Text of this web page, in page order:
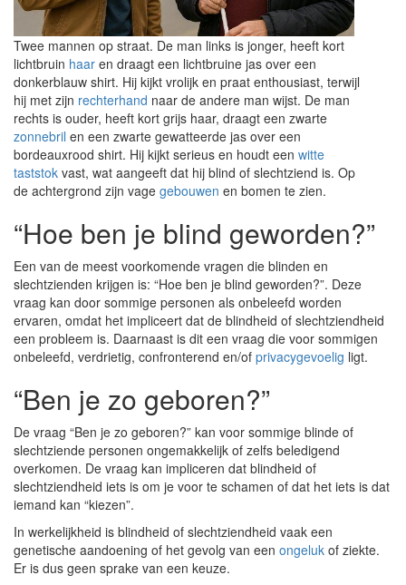
Twee mannen op straat. De man links is jonger, heeft kort
lichtbruin haar en draagt een lichtbruine jas over een
donkerblauw shirt. Hij kijkt vrolijk en praat enthousiast, terwijl
hij met zijn rechterhand naar de andere man wijst. De man
rechts is ouder, heeft kort grijs haar, draagt een zwarte
zonnebril en een zwarte gewatteerde jas over een
bordeauxrood shirt. Hij kijkt serieus en houdt een witte
taststok vast, wat aangeeft dat hij blind of slechtziend is. Op
de achtergrond zijn vage gebouwen en bomen te zien.
“Hoe ben je blind geworden?”
Een van de meest voorkomende vragen die blinden en
slechtzienden krijgen is: “Hoe ben je blind geworden?”. Deze
vraag kan door sommige personen als onbeleefd worden
ervaren, omdat het impliceert dat de blindheid of slechtziendheid
een probleem is. Daarnaast is dit een vraag die voor sommigen
onbeleefd, verdrietig, confronterend en/of privacygevoelig ligt.
“Ben je zo geboren?”
De vraag “Ben je zo geboren?” kan voor sommige blinde of
slechtziende personen ongemakkelijk of zelfs beledigend
overkomen. De vraag kan impliceren dat blindheid of
slechtziendheid iets is om je voor te schamen of dat het iets is dat
iemand kan “kiezen”.
In werkelijkheid is blindheid of slechtziendheid vaak een
genetische aandoening of het gevolg van een ongeluk of ziekte.
Er is dus geen sprake van een keuze.